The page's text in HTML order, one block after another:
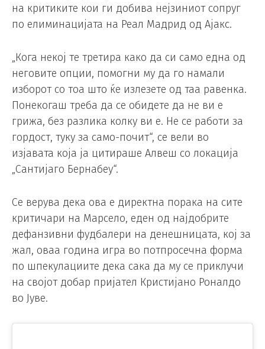
на критиките кои ги добива нејзиниот сопруг
по елиминацијата на Реал Мадрид од Ајакс.
„Кога некој те третира како да си само една од
неговите опции, помогни му да го намали
изборот со тоа што ќе излезете од таа равенка.
Понекогаш треба да се обидете да не ви е
грижа, без разлика колку ви е. Не се работи за
гордост, туку за само-почит“, се вели во
изјавата која ја цитираше Алвеш со локација
„Сантијаго Бернабеу“.
Се верува дека ова е директна порака на сите
критичари на Марсело, еден од најдобрите
дефанзивни фудбалери на денешницата, кој за
жал, оваа година игра во потпросечна форма
по шпекулациите дека сака да му се приклучи
на својот добар пријател Кристијано Роналдо
во Јуве.